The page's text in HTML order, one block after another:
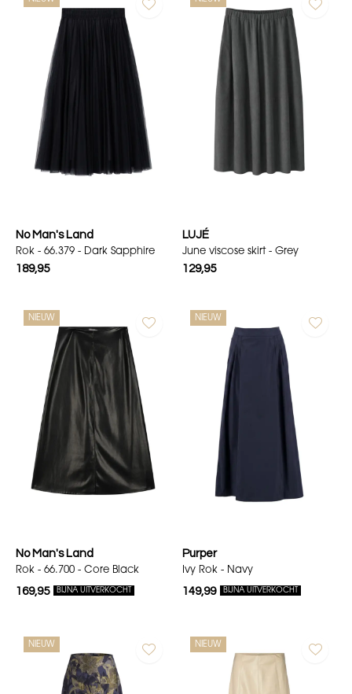
No Man's Land
Rok - 66.379 - Dark Sapphire
189,95
LUJÉ
June viscose skirt - Grey
129,95
NIEUW
No Man's Land
Rok - 66.700 - Core Black
169,95 BIJNA UITVERKOCHT
NIEUW
Purper
Ivy Rok - Navy
149,99 BIJNA UITVERKOCHT
NIEUW NIEUW